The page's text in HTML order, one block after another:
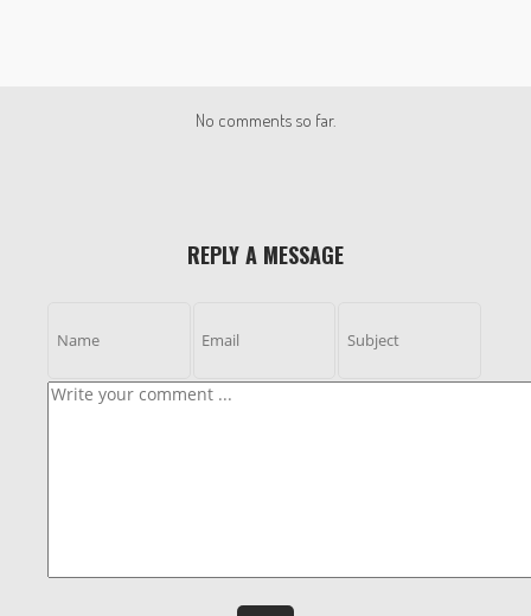
No comments so far.
REPLY A MESSAGE